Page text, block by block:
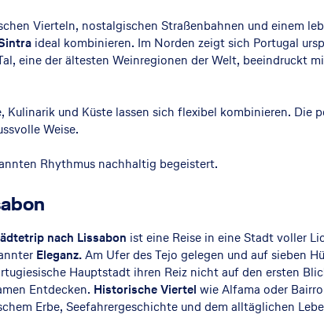
Vierteln, nostalgischen Straßenbahnen und einem
ideal kombinieren. Im Norden zeigt sich Portugal
eine der ältesten Weinregionen der Welt, beeindruckt
und Küste lassen sich flexibel kombinieren. Die
Weise.
Rhythmus nachhaltig begeistert.
nach Lissabon ist eine Reise in eine Stadt voller
Eleganz.Am Ufer des Tejo gelegen und auf sieben
Hauptstadt ihren Reiz nicht auf den ersten
Entdecken. Historische Viertel wie Alfama oder
Erbe, Seefahrergeschichte und dem alltäglichen